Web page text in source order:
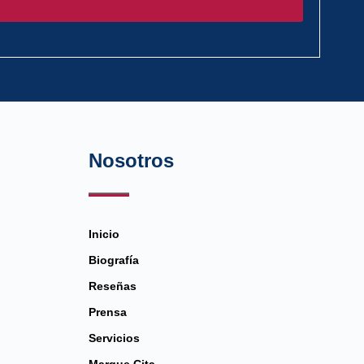
Nosotros
Inicio
Biografía
Reseñas
Prensa
Servicios